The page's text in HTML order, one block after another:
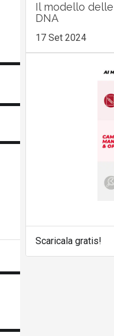
Il modello
DNA
17 Set 2024
Scaricala gratis!